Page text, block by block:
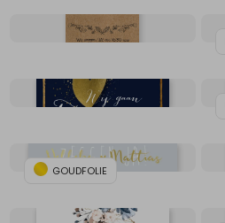
GOUDFOLIE